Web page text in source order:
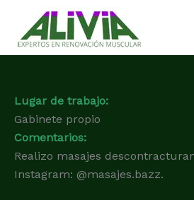
Lugar de trabajo:
Gabinete propio
Comentarios:
Realizo masajes
Instagram: @masajes.bazz.